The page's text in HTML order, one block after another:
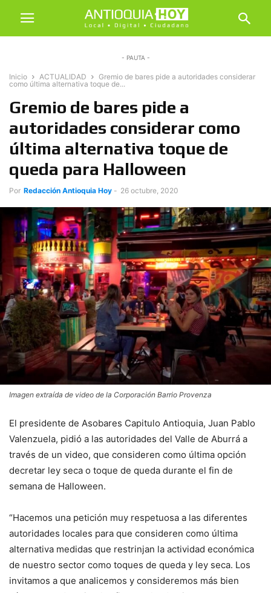
- PAUTA -
Inicio ACTUALIDAD
Gremio de bares pide a autoridades considerar
como última alternativa toque de...
Gremio de bares pide a
autoridades considerar como
última alternativa toque de
queda para Halloween
Por Redacción Antioquia Hoy - 26 octubre, 2020
Imagen extraída de video de la Corporación Barrio Provenza
El presidente de Asobares Capitulo Antioquia, Juan Pablo
Valenzuela, pidió a las autoridades del Valle de Aburrá a
través de un video, que consideren como última opción
decretar ley seca o toque de queda durante el fin de
semana de Halloween.
“Hacemos una petición muy respetuosa a las diferentes
autoridades locales para que consideren como última
alternativa medidas que restrinjan la actividad económica
de nuestro sector como toques de queda y ley seca. Los
invitamos a que analicemos y consideremos más bien